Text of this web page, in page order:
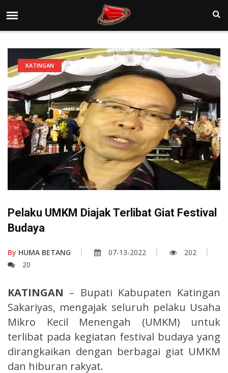
KATINGAN
Pelaku UMKM Diajak Terlibat Giat Festival
Budaya
By HUMA BETANG 07-13-2022
202
20
KATINGAN – Bupati Kabupaten Katingan
Sakariyas, mengajak seluruh pelaku Usaha
Mikro Kecil Menengah (UMKM) untuk
terlibat pada kegiatan festival budaya yang
dirangkaikan dengan berbagai giat UMKM
dan hiburan rakyat.